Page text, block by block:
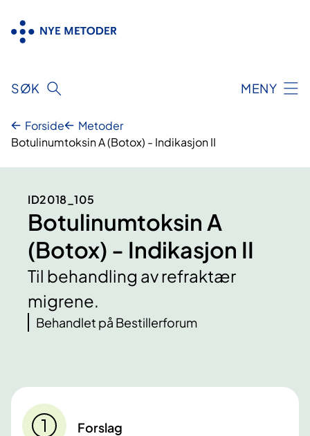
innhold
SØK MENY
Forside
Metoder
Botulinumtoksin A (Botox) - Indikasjon II
ID2018_105
Botulinumtoksin A
(Botox) - Indikasjon II
Til behandling av refraktær
migrene.
Behandlet på Bestillerforum
Forslag